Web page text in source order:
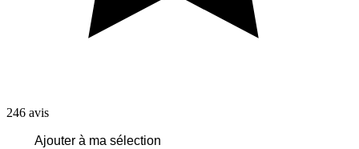
246 avis
Ajouter à ma sélection